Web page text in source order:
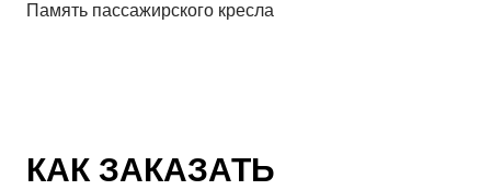
Память пассажирского кресла
КАК ЗАКАЗАТЬ